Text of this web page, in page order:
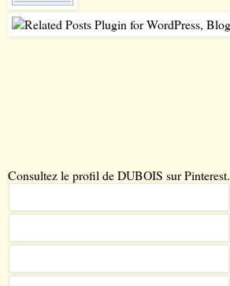
Consultez le profil de DUBOIS sur Pinterest.